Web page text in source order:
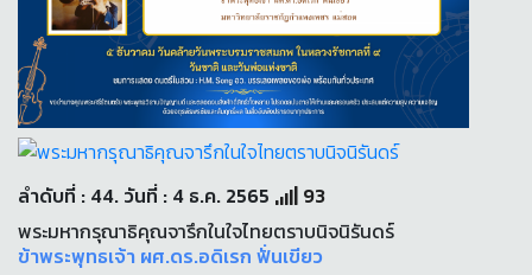
ลำดับที่ : 44. วันที่ : 4 ธ.ค. 2565
93
พระมหากรุณาธิคุณจารึกในใจไทยตราบนิจนิรันดร์
ข้าพระพุทธเจ้า ผศ.ดร.อดิเรก ฟั่นเขียว